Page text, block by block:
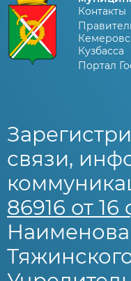
Контакты
Кузбасса
Портал
связи,
86916 от